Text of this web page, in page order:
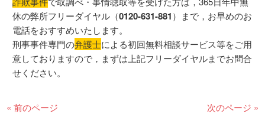
休の弊所フリーダイヤル（0120-631-881）まで，お早めのお
電話をおすすめいたします。
刑事事件専門の弁護士による初回無料相談サービス等をご用
意しておりますので，まずは上記フリーダイヤルまでお問合
せください。
« 前のページ 次のページ »